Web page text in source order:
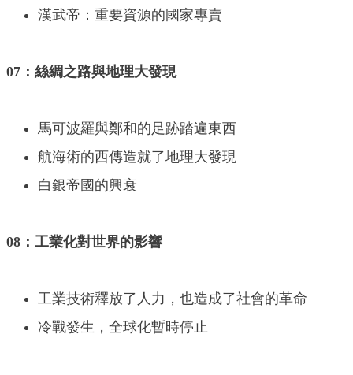
漢武帝：重要資源的國家專賣
07：絲綢之路與地理大發現
馬可波羅與鄭和的足跡踏遍東西
航海術的西傳造就了地理大發現
白銀帝國的興衰
08：工業化對世界的影響
工業技術釋放了人力，也造成了社會的革命
冷戰發生，全球化暫時停止